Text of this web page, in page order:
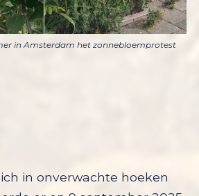
in Amsterdam het zonnebloemprotest
in onverwachte hoeken
er op 9 september 2025
de Amsterdamse
in de stadsdeelcommissie
Een motie tégen verdere
polder werd hier unaniem
Zelfs de VVD, ooit de
aanjager van het
in de Lutkemeerpolder,